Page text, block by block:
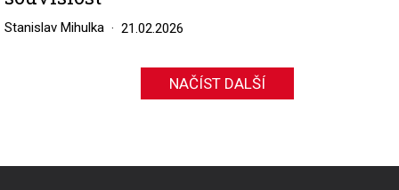
Stanislav Mihulka 21.02.2026
NAČÍST DALŠÍ